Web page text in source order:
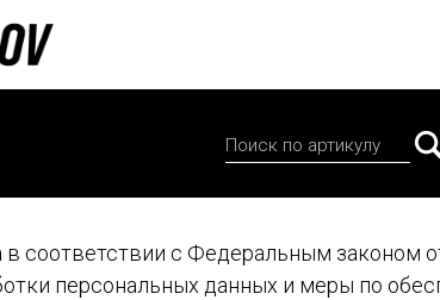
соответствии с Федеральным законом
персональных данных и меры по